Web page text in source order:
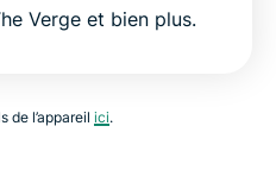
Verge et bien plus.
de l’appareil ici.